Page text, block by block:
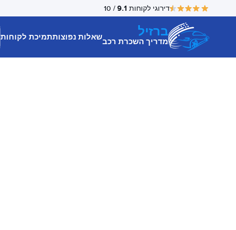
דירוגי לקוחות 9.1
/ 10
ברזיל
מדריך השכרת רכבשאלות נפוצותתמיכת לקוחות